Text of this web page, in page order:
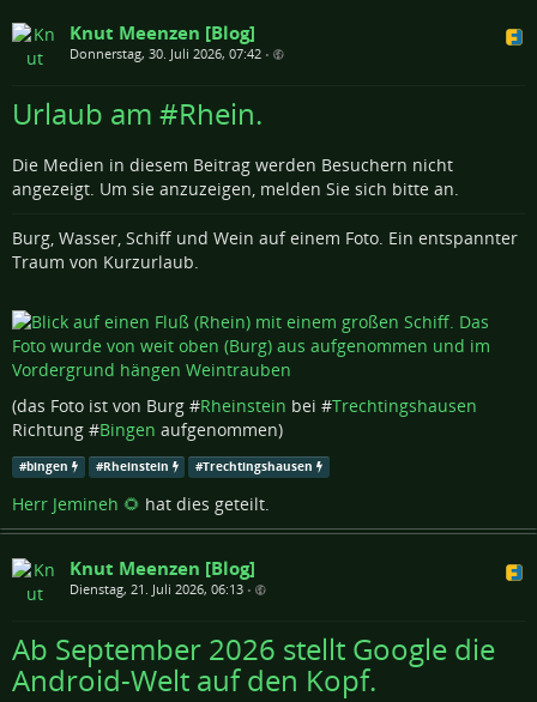
Knut Meenzen [Blog]
Donnerstag, 30. Juli 2026, 07:42 •
Urlaub am #Rhein.
Die Medien in diesem Beitrag werden Besuchern nicht
angezeigt. Um sie anzuzeigen, melden Sie sich bitte an.
Burg, Wasser, Schiff und Wein auf einem Foto. Ein entspannter
Traum von Kurzurlaub.
(das Foto ist von Burg #Rheinstein bei #Trechtingshausen
Richtung #Bingen aufgenommen)
#bingen #Rheinstein #Trechtingshausen
Herr Jemineh 🌻 hat dies geteilt.
Knut Meenzen [Blog]
Dienstag, 21. Juli 2026, 06:13 •
Ab September 2026 stellt Google die
Android-Welt auf den Kopf.